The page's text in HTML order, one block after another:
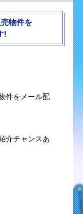
物件を
!
件をメール配
介チャンスあ